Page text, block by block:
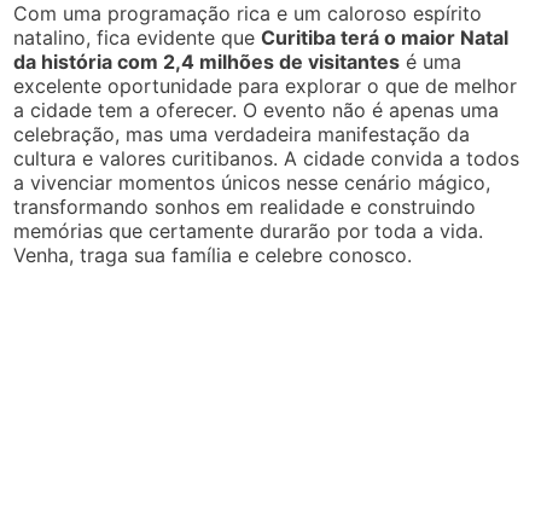
Com uma programação rica e um caloroso espírito
natalino, fica evidente queCuritiba terá o maior Natal
da história com 2,4 milhões de visitantes é uma
excelente oportunidade para explorar o que de melhor
a cidade tem a oferecer. O evento não é apenas uma
celebração, mas uma verdadeira manifestação da
cultura e valores curitibanos. A cidade convida a todos
a vivenciar momentos únicos nesse cenário mágico,
transformando sonhos em realidade e construindo
memórias que certamente durarão por toda a vida.
Venha, traga sua família e celebre conosco.